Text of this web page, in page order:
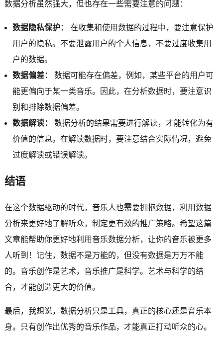
数据分析虽然强大，但也存在一些需要注意的问题：
数据隐私保护：
在收集和使用数据的过程中，要注意保护
用户的隐私。不要泄露用户的个人信息，不要过度收集用
户的数据。
数据偏差：
数据可能存在偏差，例如，某些平台的用户可
能更偏向于某一类音乐。因此，在分析数据时，要注意识
别和排除数据偏差。
数据解读：
数据分析的结果需要进行解读，才能转化为有
价值的信息。在解读数据时，要注意结合实际情况，避免
过度解读或错误解读。
结语
在这个数据驱动的时代，音乐人也需要拥抱数据，利用数据
分析来更好地了解听众，制定更有效的推广策略。希望这篇
文章能帮助你更好地利用音乐数据分析，让你的音乐被更多
人听到！记住，数据不是万能的，但没有数据是万万不能
的。音乐创作是艺术，音乐推广是科学。艺术与科学的结
合，才能创造更大的价值。
最后，我想说，数据分析只是工具，真正的核心还是音乐本
身。只有创作出优秀的音乐作品，才能真正打动听众的心。